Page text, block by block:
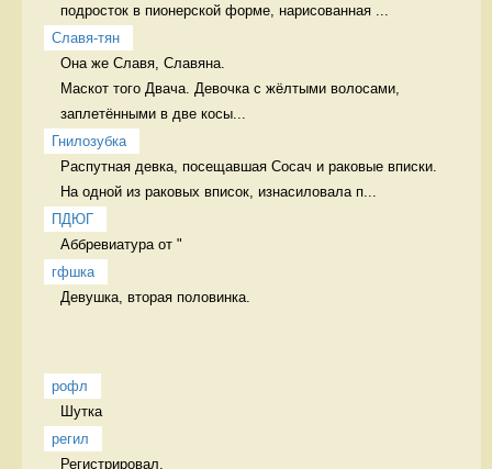
подросток в пионерской форме, нарисованная ...
Славя-тян
Она же Славя, Славяна.
Маскот того Двача. Девочка с жёлтыми волосами,
заплетёнными в две косы...
Гнилозубка
Распутная девка, посещавшая Сосач и раковые вписки.
На одной из раковых вписок, изнасиловала п...
ПДЮГ
Аббревиатура от "
гфшка
Девушка, вторая половинка.
рофл
Шутка
регил
Регистрировал.